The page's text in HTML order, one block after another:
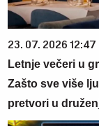
23. 07. 2026 12:47
Letnje večeri u
Zašto sve više
pretvori u